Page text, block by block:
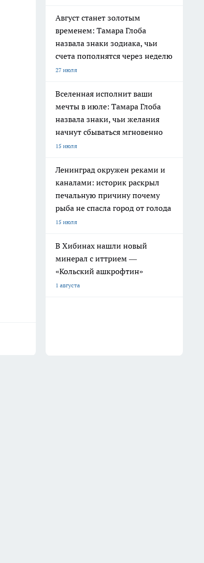
Август станет золотым
временем: Тамара Глоба
назвала знаки зодиака, чьи
счета пополнятся через неделю
27 июля
Вселенная исполнит ваши
мечты в июле: Тамара Глоба
назвала знаки, чьи желания
начнут сбываться мгновенно
15 июля
Ленинград окружен реками и
каналами: историк раскрыл
печальную причину почему
рыба не спасла город от голода
15 июля
В Хибинах нашли новый
минерал с иттрием —
«Кольский ашкрофтин»
1 августа